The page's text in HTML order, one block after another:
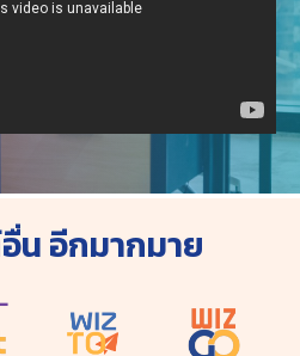
อีกมากมาย